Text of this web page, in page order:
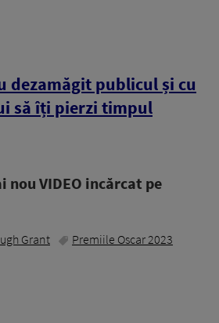
dezamăgit publicul și cu
să îți pierzi timpul
nou VIDEO incărcat pe
Grant
Premiile Oscar 2023